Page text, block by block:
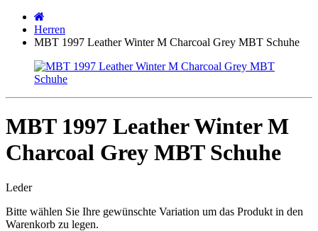
Herren
MBT 1997 Leather Winter M Charcoal Grey MBT Schuhe
MBT 1997 Leather Winter M
Charcoal Grey MBT Schuhe
Leder
Bitte wählen Sie Ihre gewünschte Variation um das Produkt in den
Warenkorb zu legen.